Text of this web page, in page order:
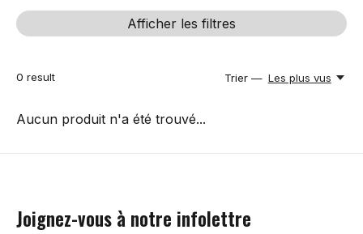
Afficher les filtres
0 result Trier — Les plus vus
Aucun produit n'a été trouvé...
Joignez-vous à notre infolettre